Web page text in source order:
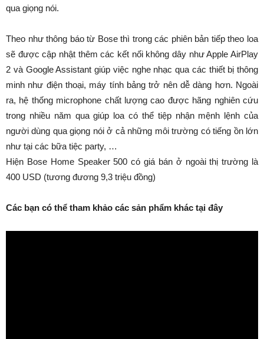
qua giọng nói.
Theo như thông báo từ Bose thì trong các phiên bản tiếp theo loa
sẽ được cập nhật thêm các kết nối không dây như Apple AirPlay
2 và Google Assistant giúp việc nghe nhạc qua các thiết bị thông
minh như điện thoại, máy tính bảng trở nên dễ dàng hơn. Ngoài
ra, hệ thống microphone chất lượng cao được hãng nghiên cứu
trong nhiều năm qua giúp loa có thể tiệp nhận mệnh lệnh của
người dùng qua giọng nói ở cả những môi trường có tiếng ồn lớn
như tại các bữa tiệc party, …
Hiện Bose Home Speaker 500 có giá bán ở ngoài thị trường là
400 USD (tương đương 9,3 triệu đồng)
Các bạn có thể tham khảo các sản phẩm khác tại đây